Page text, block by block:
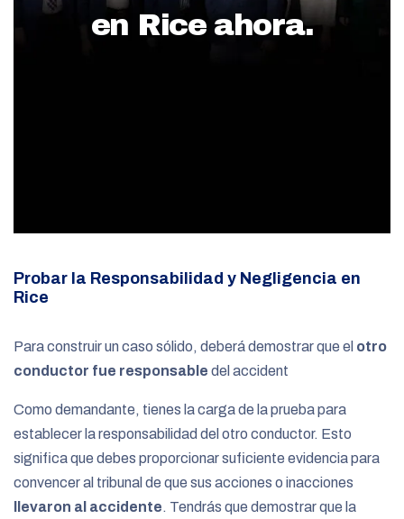
en Rice ahora.
Probar la Responsabilidad y Negligencia en
Rice
Para construir un caso sólido, deberá demostrar que el otro
conductor fue responsable del accident
Como demandante, tienes la carga de la prueba para
establecer la responsabilidad del otro conductor. Esto
significa que debes proporcionar suficiente evidencia para
convencer al tribunal de que sus acciones o inacciones
llevaron al accidente. Tendrás que demostrar que la